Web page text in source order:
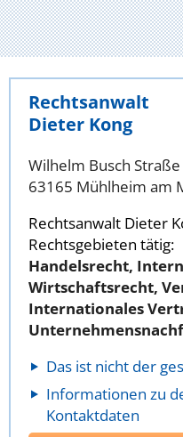
Rechtsanwalt
Dieter Kong
Wilhelm Busch Straße
63165 Mühlheim am
Rechtsanwalt Dieter
Rechtsgebieten tätig:
Handelsrecht,
Wirtschaftsrecht,
Internationales
Das ist nicht der
Informationen zu
Kontaktdaten